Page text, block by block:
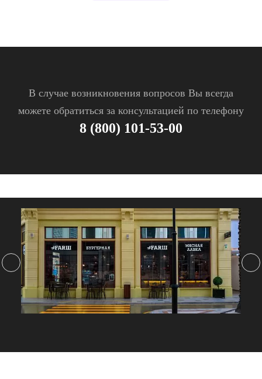
В случае возникновения вопросов Вы всегда
можете обратиться за консультацией по телефону
8 (800) 101-53-00